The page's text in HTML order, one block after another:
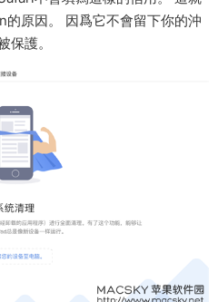
原因。 因爲它不會留下你的沖
保護。